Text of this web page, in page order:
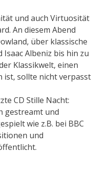
und auch Virtuosität
An diesem Abend
über klassische
Albeniz bis hin zu
Klassikwelt, einen
ist, sollte nicht verpasst
CD Stille Nacht:
gestreamt und
wie z.B. bei BBC
und